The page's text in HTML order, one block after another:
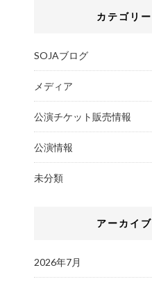
カテゴリー
SOJAブログ
メディア
公演チケット販売情報
公演情報
未分類
アーカイブ
2026年7月